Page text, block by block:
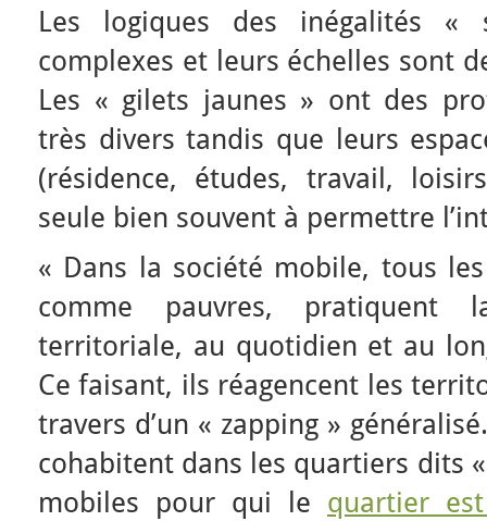
Les logiques des inégalités
complexes et leurs échelles sont
Les « gilets jaunes » ont des
très divers tandis que leurs
(résidence, études, travail,
seule bien souvent à permettre
« Dans la société mobile, tous
comme pauvres, pratiquent
territoriale, au quotidien et au
Ce faisant, ils réagencent les
travers d’un « zapping »
cohabitent dans les quartiers dits
mobiles pour qui le quartier